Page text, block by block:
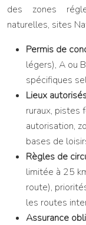
des zones
naturelles, sites
Permis de
légers), A ou
spécifiques
Lieux
ruraux, pistes
autorisation,
bases de
Règles de
limitée à 25
route),
les routes
Assurance